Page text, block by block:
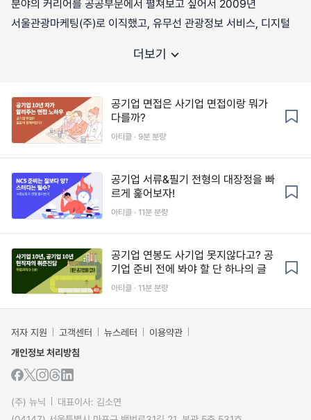
분야의 커리어를 공공부문에서 펼쳐보고 싶어서 2009년
서울관광마케팅(주)로 이직했고, 유무선 관광정보 서비스, 디지털
더보기
공기업 면접은 사기업 면접이랑 뭐가
다를까?
아티클 · 9분 분량
공기업 서류&필기 전형의 대장정을 빠
르게 훑어보자!
아티클 · 11분 분량
공기업 연봉도 사기업 못지않다고? 공
기업 준비 전에 봐야 할 단 하나의 글
아티클 · 11분 분량
저자 지원 고객센터 뉴스레터
이용약관
개인정보 처리방침
(주) 뉴닉
대표이사: 김소연